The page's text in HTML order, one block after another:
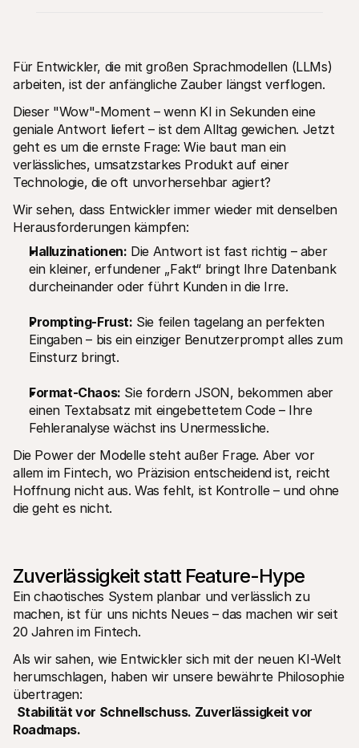
Technische Ressourcen
Developer-Portal
Entdecken Sie unsere Ressourcen und Updates für
Developer
Bibliotheken
Integrieren Sie Mollie mit unseren Plug-and-Play-Paketen
Werden Sie Teil der Entwickler-Community
Über Mollie
Preise
Sehen Sie sich unsere Preise an
Über uns
Unsere Story und Werte
News
Neuigkeiten
Karriere
Kommen Sie zu uns - wir stellen ein!
Kontakt
Warum steht Mollie auf Ihrem Kontoauszug?
Für Mollie-Händler
Kontaktieren Sie unseren Händler-Support
Sales-Team kontaktieren
Für Entwickler, die mit großen Sprachmodellen (LLMs)
arbeiten, ist der anfängliche Zauber längst verflogen.
Dieser "Wow"-Moment – wenn KI in Sekunden eine
geniale Antwort liefert – ist dem Alltag gewichen. Jetzt
geht es um die ernste Frage: Wie baut man ein
verlässliches, umsatzstarkes Produkt auf einer
Technologie, die oft unvorhersehbar agiert?
Wir sehen, dass Entwickler immer wieder mit denselben
Herausforderungen kämpfen:
Halluzinationen: Die Antwort ist fast richtig – aber
ein kleiner, erfundener „Fakt“ bringt Ihre Datenbank
durcheinander oder führt Kunden in die Irre.
Prompting-Frust: Sie feilen tagelang an perfekten
Eingaben – bis ein einziger Benutzerprompt alles zum
Einsturz bringt.
Format-Chaos: Sie fordern JSON, bekommen aber
einen Textabsatz mit eingebettetem Code – Ihre
Fehleranalyse wächst ins Unermessliche.
Die Power der Modelle steht außer Frage. Aber vor
allem im Fintech, wo Präzision entscheidend ist, reicht
Hoffnung nicht aus. Was fehlt, ist Kontrolle – und ohne
die geht es nicht.
Zuverlässigkeit statt Feature-Hype
Ein chaotisches System planbar und verlässlich zu
machen, ist für uns nichts Neues – das machen wir seit
20 Jahren im Fintech.
Als wir sahen, wie Entwickler sich mit der neuen KI-Welt
herumschlagen, haben wir unsere bewährte Philosophie
übertragen:
Stabilität vor Schnellschuss. Zuverlässigkeit vor
Roadmaps.